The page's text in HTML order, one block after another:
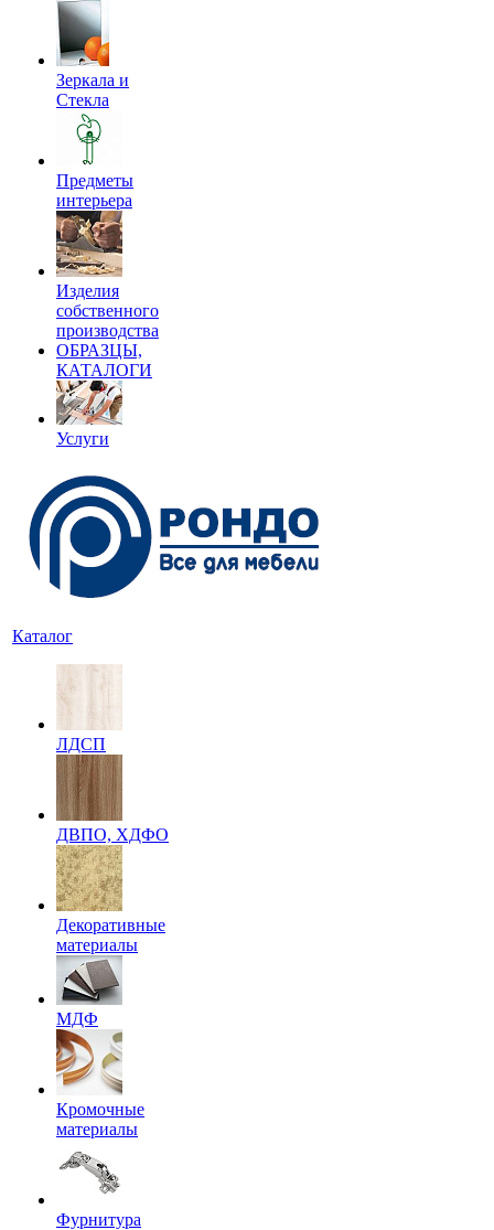
Зеркала и
Стекла
Предметы
интерьера
Изделия
собственного
производства
ОБРАЗЦЫ,
КАТАЛОГИ
Услуги
Каталог
ЛДСП
ДВПО, ХДФО
Декоративные
материалы
МДФ
Кромочные
материалы
Фурнитура